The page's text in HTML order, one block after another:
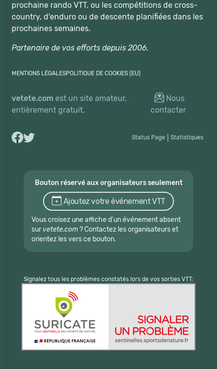
prochaine rando VTT, ou les compétitions de cross-
country, d'enduro ou de descente planifiées dans les
prochaines semaines.
Partenaire de vos efforts depuis 2006.
MENTIONS LÉGALESPOLITIQUE DE COOKIES (EU)
vetete.com est un site amateur,
entièrement gratuit.
Nous
contacter
Status Page Statistiques
Bouton réservé aux organisateurs seulement
Ajoutez votre événement VTT
Vous croisez une affiche d'un événement absent
sur vetete.com? Contactez les organisateurs et
orientez les vers ce bouton.
Signalez tous les problèmes constatés lors de vos sorties VTT: